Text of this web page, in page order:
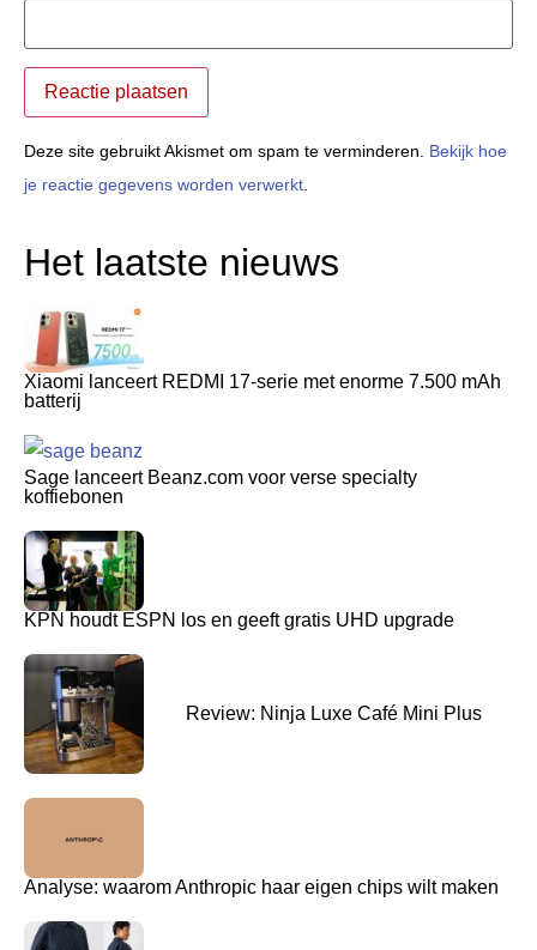
Deze site gebruikt Akismet om spam te verminderen. Bekijk hoe
je reactie gegevens worden verwerkt.
Het laatste nieuws
Xiaomi lanceert REDMI 17-serie met enorme 7.500 mAh
batterij
Sage lanceert Beanz.com voor verse specialty
koffiebonen
KPN houdt ESPN los en geeft gratis UHD upgrade
Review: Ninja Luxe Café Mini Plus
Analyse: waarom Anthropic haar eigen chips wilt maken